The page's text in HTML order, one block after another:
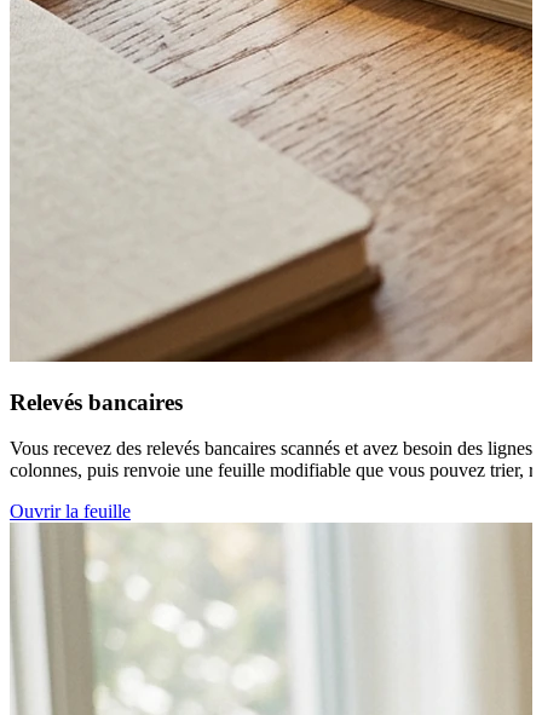
Relevés bancaires
Vous recevez des relevés bancaires scannés et avez besoin des
colonnes, puis renvoie une feuille modifiable que vous pouvez trier,
Ouvrir la feuille